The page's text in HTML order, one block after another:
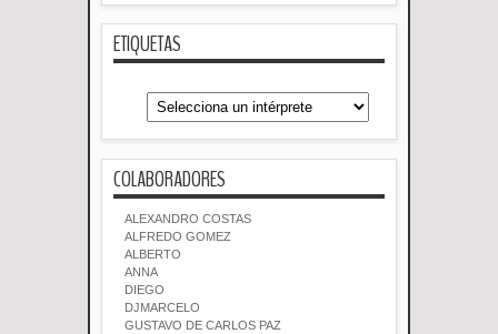
ETIQUETAS
COLABORADORES
ALEXANDRO COSTAS
ALFREDO GOMEZ
ALBERTO
ANNA
DIEGO
DJMARCELO
GUSTAVO DE CARLOS PAZ